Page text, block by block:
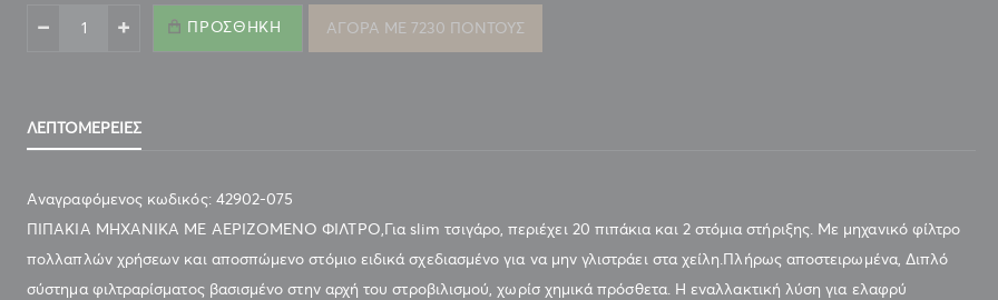
ΧΡΗΣΕΩΝ 59mm 23 ΤΕΜ (42902-075)
ΠΡΟΣΘΉΚΗ ΑΓΟΡΑ ΜΕ 7230 ΠΟΝΤΟΥΣ
ΛΕΠΤΟΜΈΡΕΙΕΣ
Αναγραφόμενος κωδικός: 42902-075
ΠΙΠΑΚΙΑ ΜΗΧΑΝΙΚΑ ΜΕ ΑΕΡΙΖΟΜΕΝΟ ΦΙΛΤΡΟ,Για slim τσιγάρο, περιέχει 20 πιπάκια και 2 στόμια στήριξης. Με μηχανικό φίλτρο
πολλαπλών χρήσεων και αποσπώμενο στόμιο ειδικά σχεδιασμένο για να μην γλιστράει στα χείλη.Πλήρως αποστειρωμένα, Διπλό
σύστημα φιλτραρίσματος βασισμένο στην αρχή του στροβιλισμού, χωρίσ χημικά πρόσθετα. Η εναλλακτική λύση για ελαφρύ